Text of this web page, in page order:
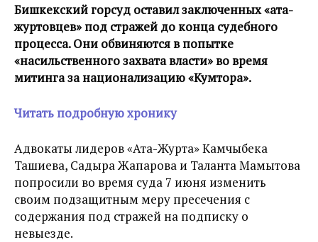
Бишкекский горсуд оставил заключенных «ата-
журтовцев» под стражей до конца судебного
процесса. Они обвиняются в попытке
«насильственного захвата власти» во время
митинга за национализацию «Кумтора».
Читать подробную хронику
Адвокаты лидеров «Ата-Журта» Камчыбека
Ташиева, Садыра Жапарова и Таланта Мамытова
попросили во время суда 7 июня изменить
своим подзащитным меру пресечения с
содержания под стражей на подписку о
невыезде.